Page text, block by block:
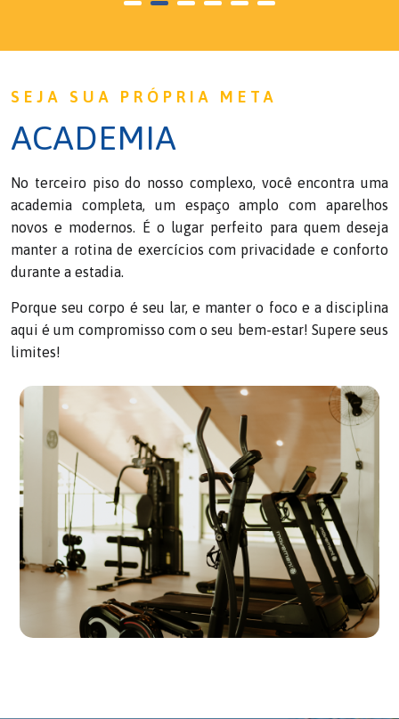
SEJA SUA PRÓPRIA META
ACADEMIA
No terceiro piso do nosso complexo, você encontra uma
academia completa, um espaço amplo com aparelhos
novos e modernos. É o lugar perfeito para quem deseja
manter a rotina de exercícios com privacidade e conforto
durante a estadia.
Porque seu corpo é seu lar, e manter o foco e a disciplina
aqui é um compromisso com o seu bem-estar! Supere seus
limites!